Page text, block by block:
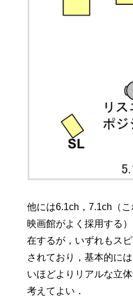
他には6.1ch，7.1ch（
映画館がよく採用する
在するが，いずれもス
されており，基本的に
いほどよりリアルな立
考えてよい．